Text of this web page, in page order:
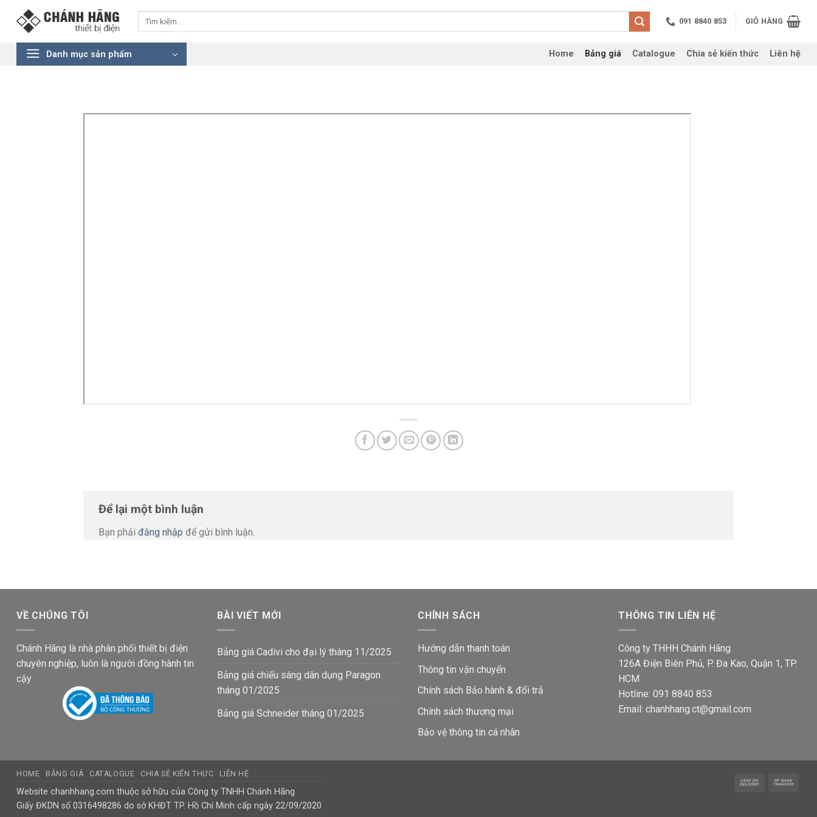
091 8840 853 GIỎ HÀNG
Danh mục sản phẩm Home Bảng giá Catalogue Chia sẻ kiến thức Liên hệ
Để lại một bình luận
Bạn phải đăng nhập để gửi bình luận.
VỀ CHÚNG TÔI
Chánh Hãng là nhà phân phối thiết bị điện
chuyên nghiệp, luôn là người đồng hành tin
cậy
BÀI VIẾT MỚI
Bảng giá Cadivi cho đại lý tháng 11/2025
Bảng giá chiếu sáng dân dụng Paragon
tháng 01/2025
Bảng giá Schneider tháng 01/2025
CHÍNH SÁCH
Hướng dẫn thanh toán
Thông tin vận chuyển
Chính sách Bảo hành & đổi trả
Chính sách thương mại
Bảo vệ thông tin cá nhân
THÔNG TIN LIÊN HỆ
Công ty THHH Chánh Hãng
126A Điện Biên Phủ, P. Đa Kao, Quận 1, TP.
HCM
Hotline: 091 8840 853
Email: chanhhang.ct@gmail.com
Cash
HOME BẢNG GIÁ CATALOGUE CHIA SẺ KIẾN THỨC LIÊN HỆ
Website chanhhang.com thuộc sở hữu của Công ty TNHH Chánh Hãng
Giấy ĐKDN số 0316498286 do sở KHĐT TP. Hồ Chí Minh cấp ngày 22/09/2020